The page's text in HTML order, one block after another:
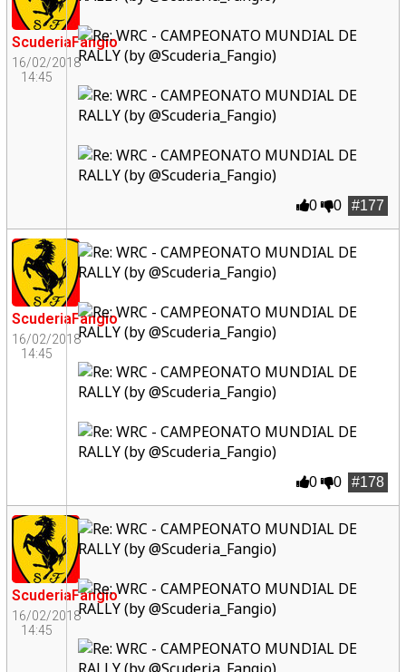
ScuderiaFangio
16/02/2018
14:45
#177
0 0
ScuderiaFangio
16/02/2018
14:45
#178
0 0
ScuderiaFangio
16/02/2018
14:45